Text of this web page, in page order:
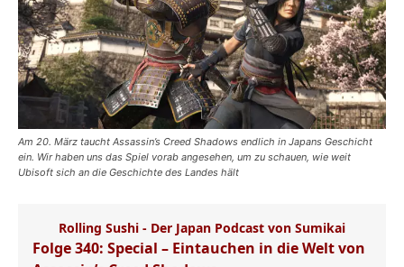
Am 20. März taucht Assassin’s Creed Shadows endlich in Japans Geschicht
ein. Wir haben uns das Spiel vorab angesehen, um zu schauen, wie weit
Ubisoft sich an die Geschichte des Landes hält